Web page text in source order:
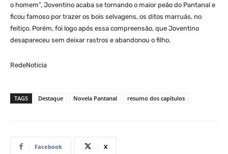
o homem”, Joventino acaba se tornando o maior peão do Pantanal e
ficou famoso por trazer os bois selvagens, os ditos marruás, no
feitiço. Porém, foi logo após essa compreensão, que Joventino
desapareceu sem deixar rastros e abandonou o filho.
RedeNoticia
TAGS Destaque Novela Pantanal resumo dos capítulos
Facebook X